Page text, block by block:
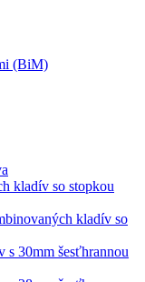
(BiM)
kladív so stopkou
kladív so
s 30mm šesťhrannou